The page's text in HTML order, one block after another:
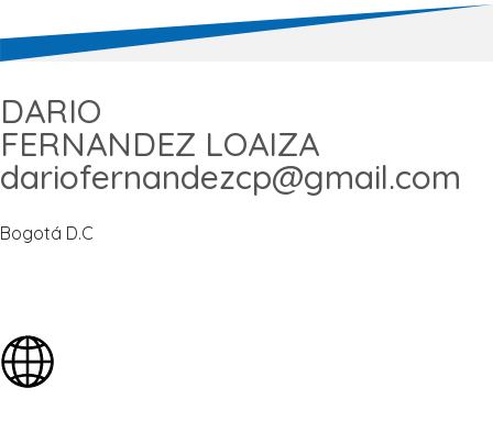
DARIO
FERNANDEZ LOAIZA
dariofernandezcp@gmail.com
Bogotá D.C